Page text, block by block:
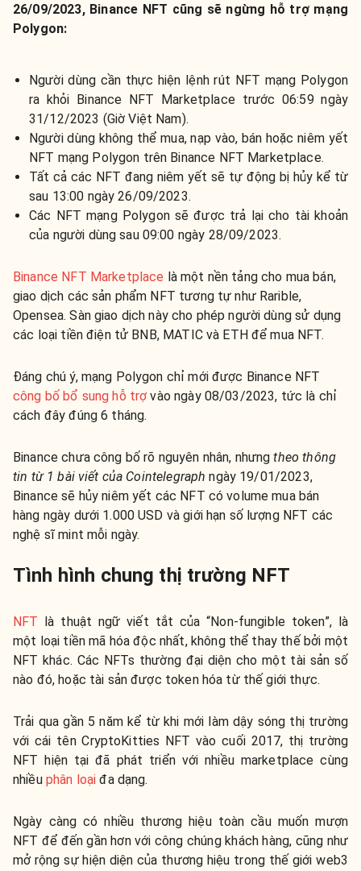
26/09/2023, Binance NFT cũng sẽ ngừng hỗ trợ mạng
Polygon:
Người dùng cần thực hiện lệnh rút NFT mạng Polygon
ra khỏi Binance NFT Marketplace trước 06:59 ngày
31/12/2023 (Giờ Việt Nam).
Người dùng không thể mua, nạp vào, bán hoặc niêm yết
NFT mạng Polygon trên Binance NFT Marketplace.
Tất cả các NFT đang niêm yết sẽ tự động bị hủy kể từ
sau 13:00 ngày 26/09/2023.
Các NFT mạng Polygon sẽ được trả lại cho tài khoản
của người dùng sau 09:00 ngày 28/09/2023.
Binance NFT Marketplace là một nền tảng cho mua bán,
giao dịch các sản phẩm NFT tương tự như Rarible,
Opensea. Sàn giao dịch này cho phép người dùng sử dụng
các loại tiền điện tử BNB, MATIC và ETH để mua NFT.
Đáng chú ý, mạng Polygon chỉ mới được Binance NFT
công bố bổ sung hỗ trợ vào ngày 08/03/2023, tức là chỉ
cách đây đúng 6 tháng.
Binance chưa công bố rõ nguyên nhân, nhưngtheo thông
tin từ 1 bài viết của Cointelegraph ngày 19/01/2023,
Binance sẽ hủy niêm yết các NFT có volume mua bán
hàng ngày dưới 1.000 USD và giới hạn số lượng NFT các
nghệ sĩ mint mỗi ngày.
Tình hình chung thị trường NFT
NFT là thuật ngữ viết tắt của “Non-fungible token”, là
một loại tiền mã hóa độc nhất, không thể thay thế bởi một
NFT khác. Các NFTs thường đại diện cho một tài sản số
nào đó, hoặc tài sản được token hóa từ thế giới thực.
Trải qua gần 5 năm kể từ khi mới làm dậy sóng thị trường
với cái tên CryptoKitties NFT vào cuối 2017, thị trường
NFT hiện tại đã phát triển với nhiều marketplace cùng
nhiều phân loại đa dạng.
Ngày càng có nhiều thương hiệu toàn cầu muốn mượn
NFT để đến gần hơn với công chúng khách hàng, cũng như
mở rộng sự hiện diện của thương hiệu trong thế giới web3